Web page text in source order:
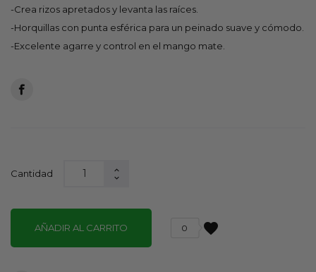
-Crea rizos apretados y levanta las raíces.
-Horquillas con punta esférica para un peinado suave y cómodo.
-Excelente agarre y control en el mango mate.
Cantidad
AÑADIR AL CARRITO favorite
0